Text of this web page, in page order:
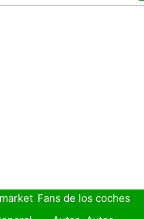
Fans de los coches